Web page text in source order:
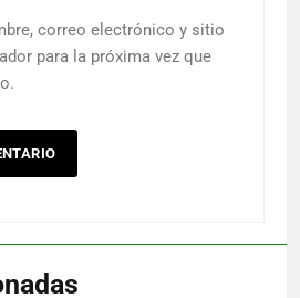
correo electrónico y sitio
para la próxima vez que